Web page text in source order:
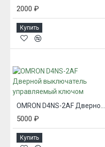
2000 ₽
Купить
OMRON D4NS-2AF Дверной выключатель управляемый ключом
5000 ₽
Купить